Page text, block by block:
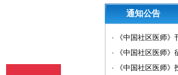
通知公告
· 《中国社区医师》
· 《中国社区医师》
· 《中国社区医师》